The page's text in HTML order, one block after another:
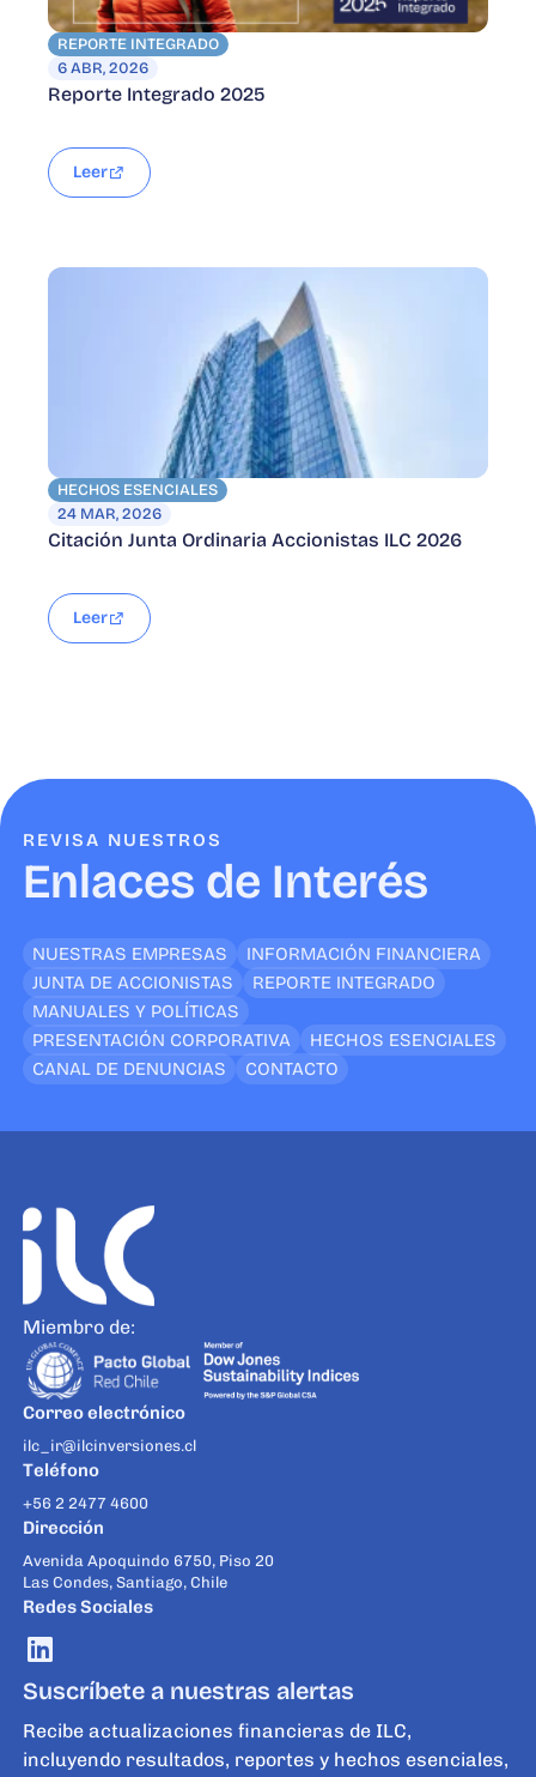
REPORTE INTEGRADO
6 ABR, 2026
Reporte Integrado 2025
Leer
HECHOS ESENCIALES
24 MAR, 2026
Citación Junta Ordinaria Accionistas ILC 2026
Leer
Enlaces de Interés
REVISA NUESTROS
NUESTRAS EMPRESAS
INFORMACIÓN FINANCIERA
JUNTA DE ACCIONISTAS
REPORTE INTEGRADO
MANUALES Y POLÍTICAS
PRESENTACIÓN CORPORATIVA
HECHOS ESENCIALES
CANAL DE DENUNCIAS
CONTACTO
Miembro de:
Correo electrónico
ilc_ir@ilcinversiones.cl
Teléfono
+56 2 2477 4600
Dirección
Avenida Apoquindo 6750, Piso 20
Las Condes, Santiago, Chile
Redes Sociales
Suscríbete a nuestras alertas
Recibe actualizaciones financieras de ILC,
incluyendo resultados, reportes y hechos esenciales,